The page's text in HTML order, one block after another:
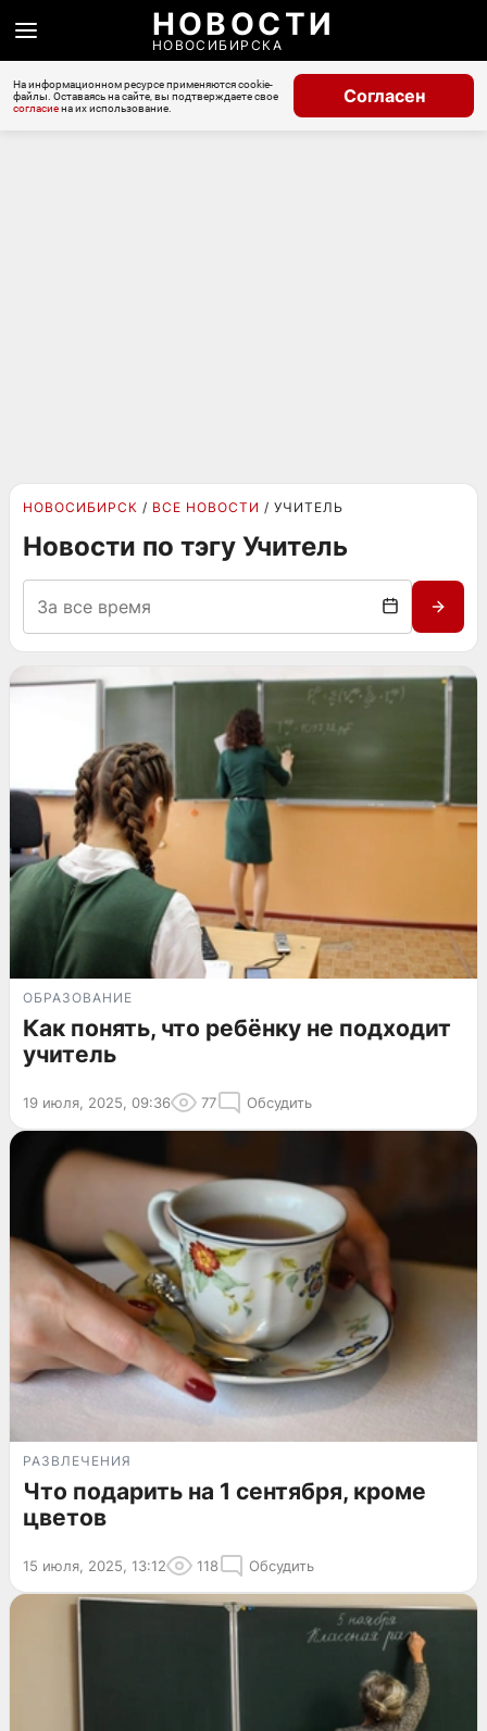
НОВОСТИ
НОВОСИБИРСКА
На информационном ресурсе применяются cookie-
файлы. Оставаясь на сайте, вы подтверждаете свое
согласиена их использование.
Согласен
НОВОСИБИРСК ВСЕ НОВОСТИ УЧИТЕЛЬ
Новости по тэгу Учитель
ОБРАЗОВАНИЕ
Как понять, что ребёнку не подходит
учитель
19 июля, 2025, 09:36 77 Обсудить
РАЗВЛЕЧЕНИЯ
Что подарить на 1 сентября, кроме
цветов
15 июля, 2025, 13:12 118 Обсудить